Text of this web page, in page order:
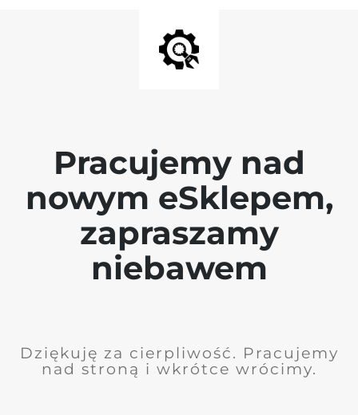
Pracujemy nad
nowym eSklepem,
zapraszamy
niebawem
Dziękuję za cierpliwość. Pracujemy
nad stroną i wkrótce wrócimy.